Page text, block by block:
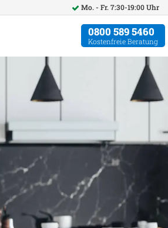
Mo. - Fr. 7:30-19:00 Uhr
0800 589 5460
Kostenfreie Beratung